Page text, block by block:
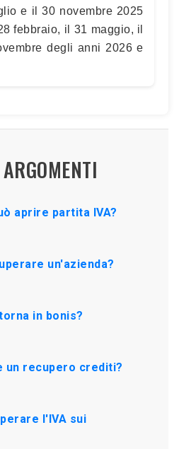
e il 30 novembre 2025
febbraio, il 31 maggio, il
degli anni 2026 e
aprire partita IVA?
un'azienda?
in bonis?
un recupero crediti?
l'IVA sui